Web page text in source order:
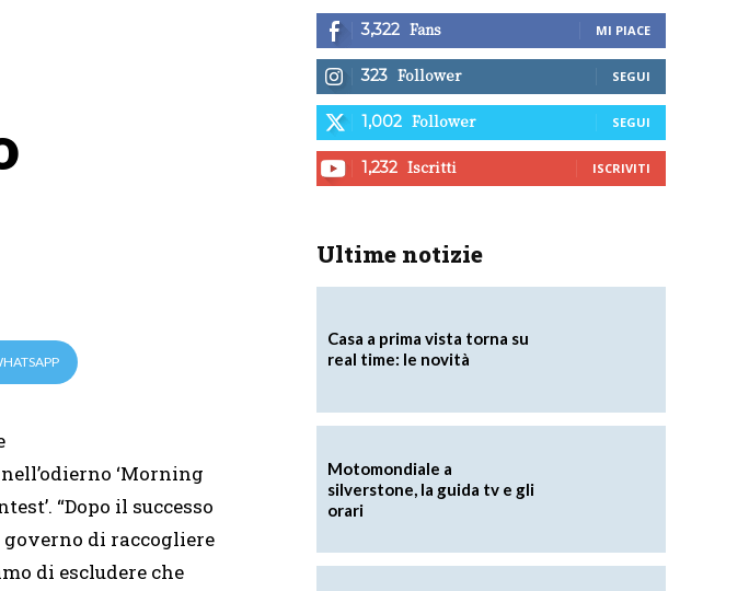
‘Morning
“Dopo il successo
governo di raccogliere
di escludere che
3,322 Fans MI PIACE
323 Follower SEGUI
1,002 Follower SEGUI
1,232 Iscritti ISCRIVITI
Ultime notizie
Casa a prima vista torna su
real time: le novità
Motomondiale a
silverstone, la guida tv e gli
orari